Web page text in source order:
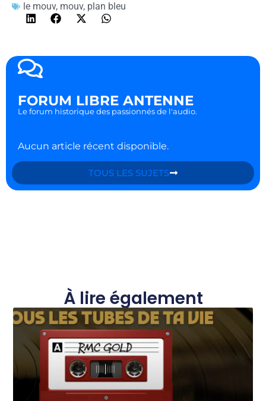
le mouv, mouv, plan bleu
FORUM LIBRE ANTENNE
Le forum historique des passionnés de l'audio.
Aucun article récent disponible.
TOUS LES SUJETS
À lire également